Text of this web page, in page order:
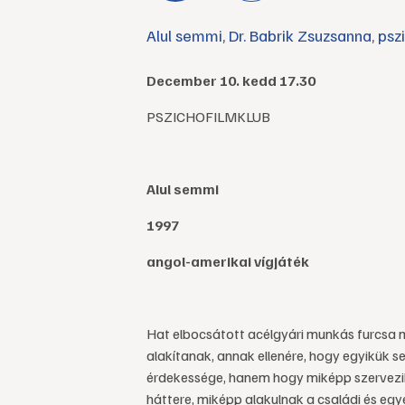
Alul semmi, Dr. Babrik Zsuzsanna,
December 10. kedd 17.30
PSZICHOFILMKLUB
Alul semmi
1997
angol-amerikai vígjáték
Hat elbocsátott acélgyári munkás furcsa
alakítanak, annak ellenére, hogy egyikük
érdekessége, hanem hogy miképp
háttere, miképp alakulnak a családi és